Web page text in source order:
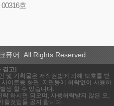
호
어. All Rights Reserved.
경고]
및 기획물은 저작권법에 의해 보호를 받
이트등 화면, 지면등에 허락없이 사용하
생 할 수 있습니다.
하시면 되오며, 사용허락받지 않은 오,
할것임을 공지 합니다.